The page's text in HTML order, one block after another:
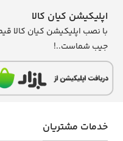
اپلیکیشن کیان کالا
با نصب اپلیکیشن کیان کالا
جیب شماست..!
خدمات مشتریان